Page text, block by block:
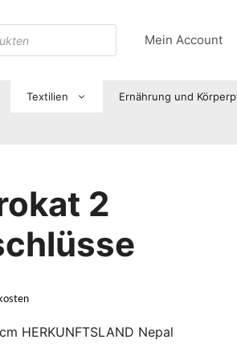
Mein Account
Textilien Ernährung und
2
HERKUNFTSLAND Nepal